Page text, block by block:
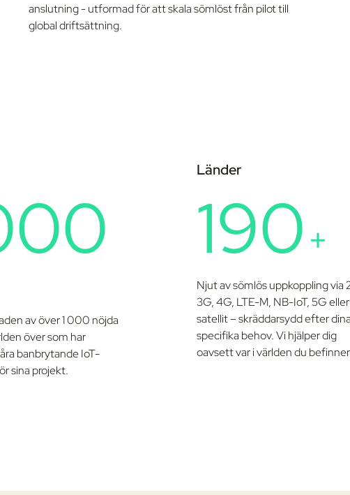
anslutning - utformad för att skala sömlöst från pilot till
global driftsättning.
av över 1 000 nöjda
över som har
banbrytande IoT-
sina projekt.
Länder
190+
Njut av sömlös uppkoppling via
3G, 4G, LTE-M, NB-IoT, 5G eller
satellit – skräddarsydd efter dina
specifika behov. Vi hjälper dig
oavsett var i världen du